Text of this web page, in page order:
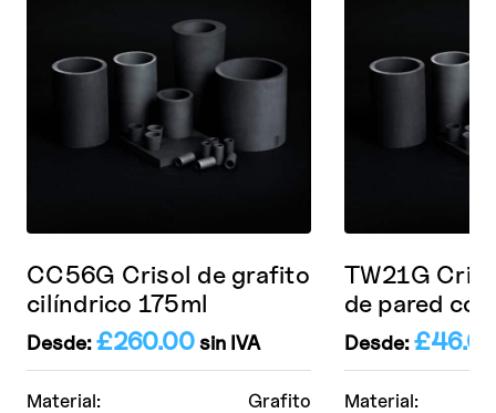
Material:
Grafito
CC56G Crisol de grafito
cilíndrico 175ml
Desde:£260.00sin IVA
Material:
TW21G
de pared
Desde:£